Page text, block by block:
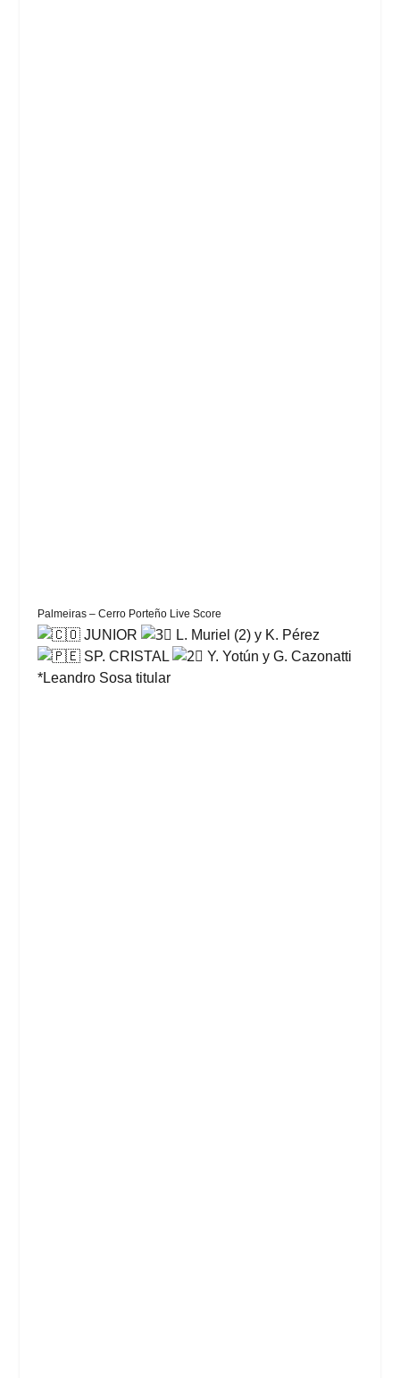
Palmeiras – Cerro Porteño Live Score
JUNIOR
L. Muriel (2) y K. Pérez
SP. CRISTAL
Y. Yotún y G. Cazonatti
*Leandro Sosa titular